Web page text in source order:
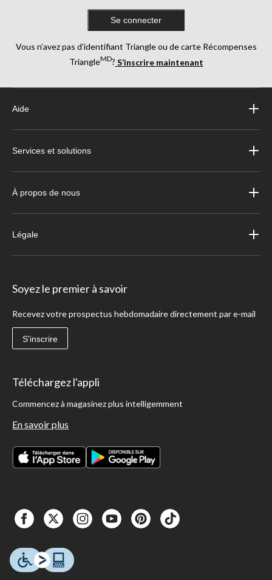
Se connecter
Vous n’avez pas d’identifiant Triangle ou de carte Récompenses
TriangleMD? S’inscrire maintenant
Aide
Services et solutions
À propos de nous
Légale
Soyez le premier à savoir
Recevez votre prospectus hebdomadaire directement par e-mail
S'inscrire
Téléchargez l'appli
Commencez à magasinez plus intelligemment
En savoir plus